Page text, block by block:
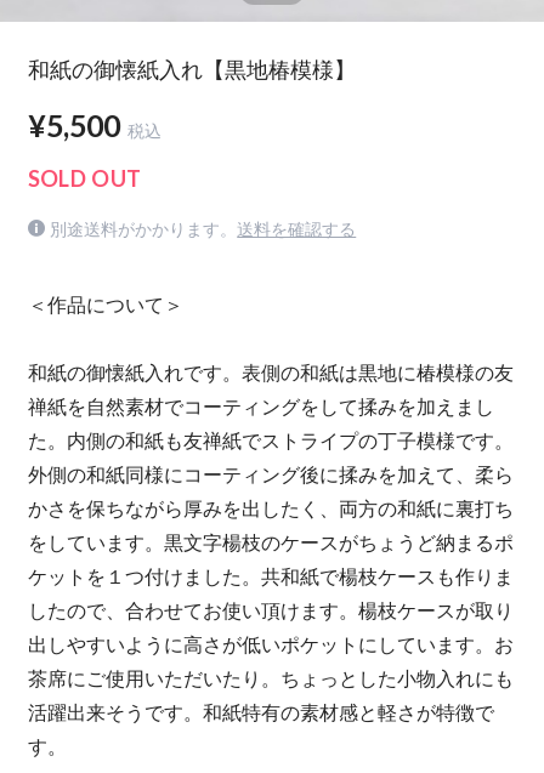
和紙の御懐紙入れ【黒地椿模様】
¥5,500 税込
SOLD OUT
別途送料がかかります。 送料を確認する
＜作品について＞
和紙の御懐紙入れです。表側の和紙は黒地に椿模様の友
禅紙を自然素材でコーティングをして揉みを加えまし
た。内側の和紙も友禅紙でストライプの丁子模様です。
外側の和紙同様にコーティング後に揉みを加えて、柔ら
かさを保ちながら厚みを出したく、両方の和紙に裏打ち
をしています。黒文字楊枝のケースがちょうど納まるポ
ケットを１つ付けました。共和紙で楊枝ケースも作りま
したので、合わせてお使い頂けます。楊枝ケースが取り
出しやすいように高さが低いポケットにしています。お
茶席にご使用いただいたり。ちょっとした小物入れにも
活躍出来そうです。和紙特有の素材感と軽さが特徴で
す。